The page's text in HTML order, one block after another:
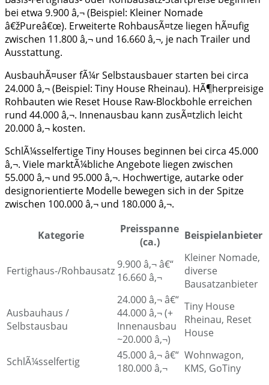
bei etwa 9.900 â‚¬ (Beispiel: Kleiner Nomade
â€žPureâ€œ). Erweiterte RohbausÃ¤tze liegen hÃ¤ufig
zwischen 11.800 â‚¬ und 16.660 â‚¬, je nach Trailer und
Ausstattung.
AusbauhÃ¤user fÃ¼r Selbstausbauer starten bei circa
24.000 â‚¬ (Beispiel: Tiny House Rheinau). HÃ¶herpreisige
Rohbauten wie Reset House Raw-Blockbohle erreichen
rund 44.000 â‚¬. Innenausbau kann zusÃ¤tzlich leicht
20.000 â‚¬ kosten.
SchlÃ¼sselfertige Tiny Houses beginnen bei circa 45.000
â‚¬. Viele marktÃ¼bliche Angebote liegen zwischen
55.000 â‚¬ und 95.000 â‚¬. Hochwertige, autarke oder
designorientierte Modelle bewegen sich in der Spitze
zwischen 100.000 â‚¬ und 180.000 â‚¬.
Kategorie
Preisspanne
(ca.)
Beispielanbieter
Fertighaus-/Rohbausatz 9.900 â‚¬ â€“
16.660 â‚¬
Kleiner Nomade,
diverse
Bausatzanbieter
Ausbauhaus /
Selbstausbau
24.000 â‚¬ â€“
44.000 â‚¬ (+
Innenausbau
~20.000 â‚¬)
Tiny House
Rheinau, Reset
House
SchlÃ¼sselfertig
45.000 â‚¬ â€“
180.000 â‚¬
Wohnwagon,
KMS, GoTiny